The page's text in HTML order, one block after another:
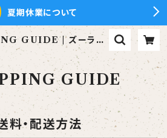
夏期休業について
GUIDE | ズーラシ
【xZBt】公式ショップ
GUIDE
料・配送方法